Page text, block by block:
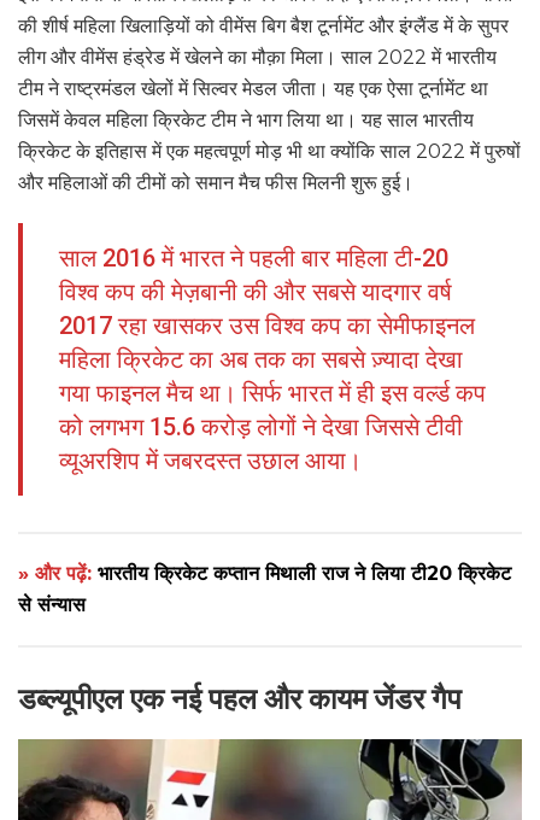
की शीर्ष महिला खिलाड़ियों को वीमेंस बिग बैश टूर्नामेंट और इंग्लैंड में के सुपर
लीग और वीमेंस हंड्रेड में खेलने का मौक़ा मिला। साल 2022 में भारतीय
टीम ने राष्ट्रमंडल खेलों में सिल्वर मेडल जीता। यह एक ऐसा टूर्नामेंट था
जिसमें केवल महिला क्रिकेट टीम ने भाग लिया था। यह साल भारतीय
क्रिकेट के इतिहास में एक महत्वपूर्ण मोड़ भी था क्योंकि साल 2022 में पुरुषों
और महिलाओं की टीमों को समान मैच फीस मिलनी शुरू हुई।
साल 2016 में भारत ने पहली बार महिला टी-20
विश्व कप की मेज़बानी की और सबसे यादगार वर्ष
2017 रहा खासकर उस विश्व कप का सेमीफाइनल
महिला क्रिकेट का अब तक का सबसे ज़्यादा देखा
गया फाइनल मैच था। सिर्फ भारत में ही इस वर्ल्ड कप
को लगभग 15.6 करोड़ लोगों ने देखा जिससे टीवी
व्यूअरशिप में जबरदस्त उछाल आया।
» और पढ़ें: भारतीय क्रिकेट कप्तान मिथाली राज ने लिया टी20 क्रिकेट
से संन्यास
डब्ल्यूपीएल एक नई पहल और कायम जेंडर गैप